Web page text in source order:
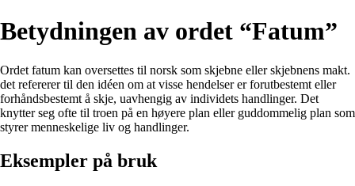
Betydningen av ordet “Fatum”
Ordet fatum kan oversettes til norsk som skjebne eller skjebnens makt.
det refererer til den idéen om at visse hendelser er forutbestemt eller
forhåndsbestemt å skje, uavhengig av individets handlinger. Det
knytter seg ofte til troen på en høyere plan eller guddommelig plan som
styrer menneskelige liv og handlinger.
Eksempler på bruk